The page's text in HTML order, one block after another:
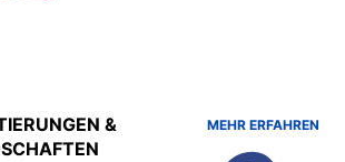
&
MEHR ERFAHREN